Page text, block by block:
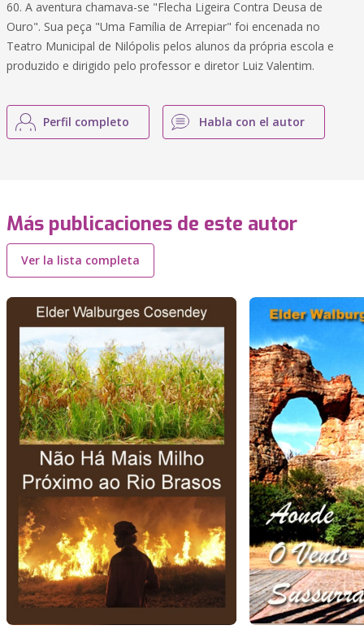
60. A aventura chamava-se "Flecha Ligeira Contra Deusa de
Ouro". Sua peça "Uma Família de Arrepiar" foi encenada no
Teatro Municipal de Nilópolis pelos alunos da própria escola e
produzido e dirigido pelo professor e diretor Luiz Valentim.
Perfil completo Habla con el autor
Más publicaciones de este autor
Ver la lista completa